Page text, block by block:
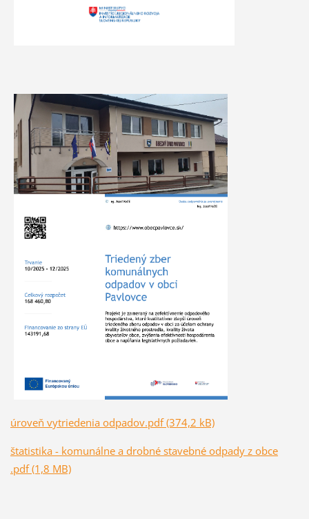
úroveň vytriedenia odpadov.pdf (374,2 kB)
štatistika - komunálne a drobné stavebné odpady z obce
.pdf (1,8 MB)